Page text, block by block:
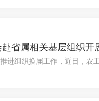
省属相关基层组织开
进组织换届工作，近日，农